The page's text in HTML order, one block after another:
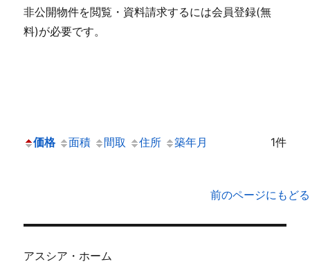
非公開物件を閲覧・資料請求するには会員登録(無
料)が必要です。
価格 面積 間取 住所 築年月 1件
前のページにもどる
アスシア・ホーム